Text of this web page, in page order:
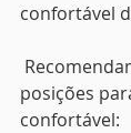
confortável
posições
confortável: